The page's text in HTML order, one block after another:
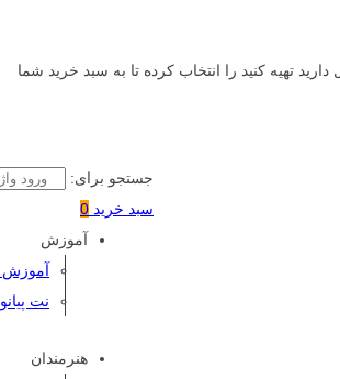
تهیه کنید را انتخاب کرده تا به سبد خرید شما
جستجو برای:
سبد خرید 0
آموزش
آموزش
نت پیانو
هنرمندان